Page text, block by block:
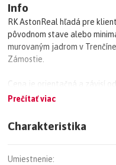
Info
RK AstonReal hľadá pre
pôvodnom stave alebo
murovaným jadrom v
Zámostie.
Cena je orientačná a závisí
výmery a lokality v danom
Za všetky ponuky Vám vopred
čísle 0905/795 159 alebo na
Prečítať viac
Charakteristika
Umiestnenie: